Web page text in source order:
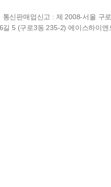
통신판매업신고 : 제 2008-서울 구
5 (구로3동 235-2) 에이스하이